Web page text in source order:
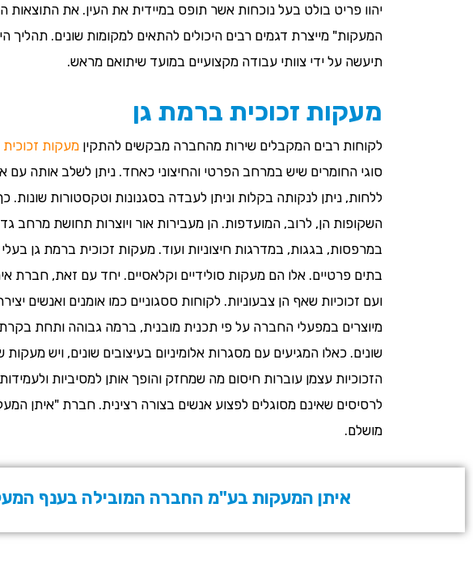
יהוו פריט בולט בעל נוכחות אשר תופס במיידית את העין. את התוצאות
המעקות" מייצרת דגמים רבים היכולים להתאים למקומות שונים.
תיעשה על ידי צוותי עבודה מקצועיים במועד שיתואם מראש.
מעקות זכוכית ברמת גן
לקוחות רבים המקבלים שירות מהחברה מבקשים להתקין מעקות זכוכית
סוגי החומרים שיש במרחב הפרטי והחיצוני כאחד. ניתן לשלב אותה עם
ללחות, ניתן לנקותה בקלות וניתן לעבדה בסגנונות וטקסטורות שונות.
השקופות הן, לרוב, המועדפות. הן מעבירות אור ויוצרות תחושת מרחב
במרפסות, בגגות, במדרגות חיצוניות ועוד. מעקות זכוכית ברמת גן
בתים פרטיים. אלו הם מעקות סולידיים וקלאסיים. יחד עם זאת, חברת
ועם זכוכיות שאף הן צבעוניות. לקוחות ססגוניים כמו אומנים
מיוצרים במפעלי החברה על פי תכנית מובנית, ברמה גבוהה ותחת
שונים. כאלו המגיעים עם מסגרות אלומיניום בעיצובים שונים, ויש
הזכוכיות עצמן עוברות חיסום מה שמחזק והופך אותן למסיביות
לרסיסים שאינם מסוגלים לפצוע אנשים בצורה רצינית. חברת "איתן
מושלם.
איתן המעקות בע"מ החברה המובילה בענף המעקות בארץ